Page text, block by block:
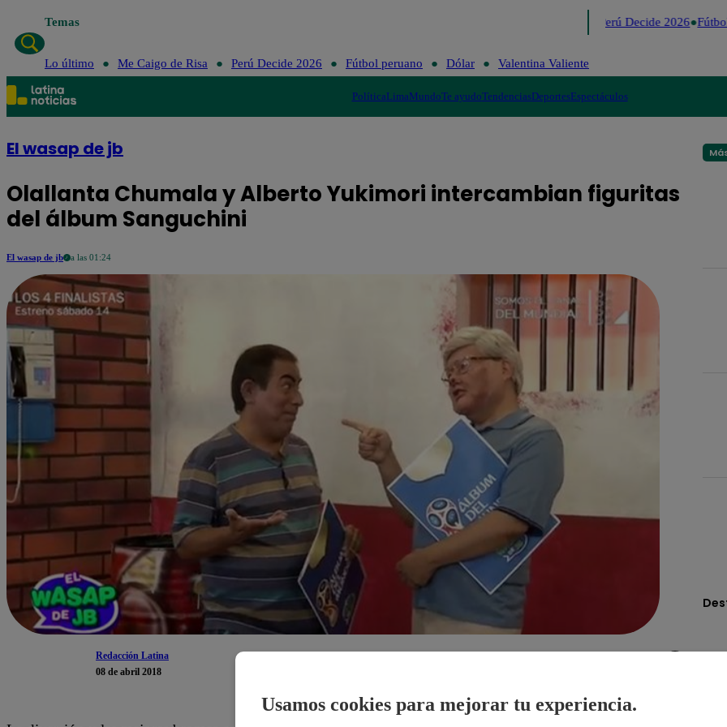
Temas Perú Decide 2026 Fútbol
Lo último Me Caigo de Risa Perú Decide 2026 Fútbol peruano Dólar Valentina Valiente
PolíticaLimaMundoTe ayudoTendenciasDeportesEspectáculos
El wasap de jb
Olallanta Chumala y Alberto Yukimori intercambian figuritas
del álbum Sanguchini
El wasap de jb a las 01:24
Redacción Latina
08 de abril 2018
Usamos cookies para mejorar tu experiencia.